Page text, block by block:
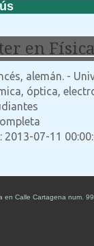
en Física
alemán. -
óptica,
2013-07-11
en Calle Cartagena num.